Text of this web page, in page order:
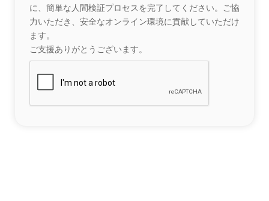
に、簡単な人間検証プロセスを完了してください。ご協
力いただき、安全なオンライン環境に貢献していただけ
ます。
ご支援ありがとうございます。